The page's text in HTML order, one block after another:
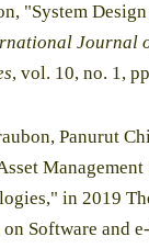
"System
Journal
, vol. 10, no. 1,
Panurut
in 2019
Software and